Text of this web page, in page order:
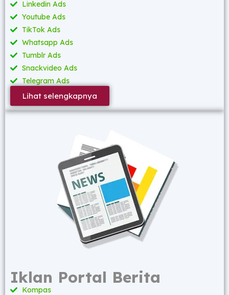
Linkedin Ads
Youtube Ads
TikTok Ads
Whatsapp Ads
Tumblr Ads
Snackvideo Ads
Telegram Ads
Lihat selengkapnya
Iklan Portal Berita
Kompas